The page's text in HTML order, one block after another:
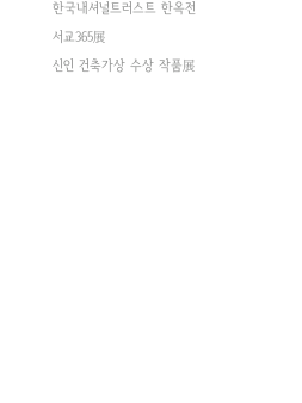
한국내셔널트러스트 한옥전
서교365展
신인 건축가상 수상 작품展